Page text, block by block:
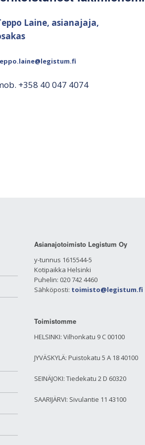
Laine, asianajaja,
+358 40 047 4074
Asianajotoimisto Legistum Oy
y-tunnus 1615544-5
Kotipaikka Helsinki
Puhelin: 020 742 4460
Sähköposti: toimisto@legistum.fi
Toimistomme
HELSINKI: Vilhonkatu 9 C 00100
JYVÄSKYLÄ: Puistokatu 5 A 18 40100
SEINÄJOKI: Tiedekatu 2 D 60320
SAARIJÄRVI: Sivulantie 11 43100